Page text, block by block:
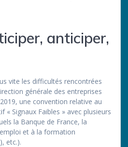
anticiper,
vite les difficultés rencontrées
générale des entreprises
une convention relative au
« Signaux Faibles » avec plusieurs
la Banque de France, la
et à la formation
etc.).